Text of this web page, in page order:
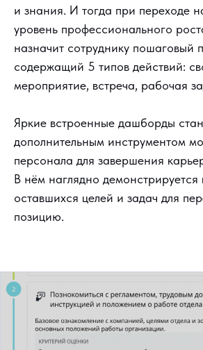
и знания. И тогда при переходе
уровень профессионального
назначит сотруднику пошаговый
содержащий 5 типов действий:
мероприятие, встреча, рабочая
Яркие встроенные дашборды
дополнительным инструментом
персонала для завершения
В нём наглядно демонстрируется
оставшихся целей и задач для
позицию.